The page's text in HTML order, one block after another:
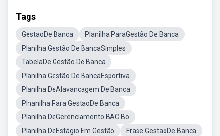
Tags
GestaoDe Banca
Planilha ParaGestão De Banca
Planilha Gestão De BancaSimples
TabelaDe Gestão De Banca
Planilha Gestão De BancaEsportiva
Planilha DeAlavancagem De Banca
Plnanilha Para GestaoDe Banca
Planilha DeGerenciamento BAC Bo
Planilha DeEstágio Em Gestão
Frase GestaoDe Banca